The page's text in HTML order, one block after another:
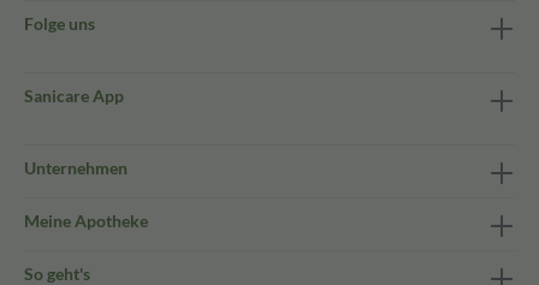
Folge uns
Sanicare App
Unternehmen
Meine Apotheke
So geht's